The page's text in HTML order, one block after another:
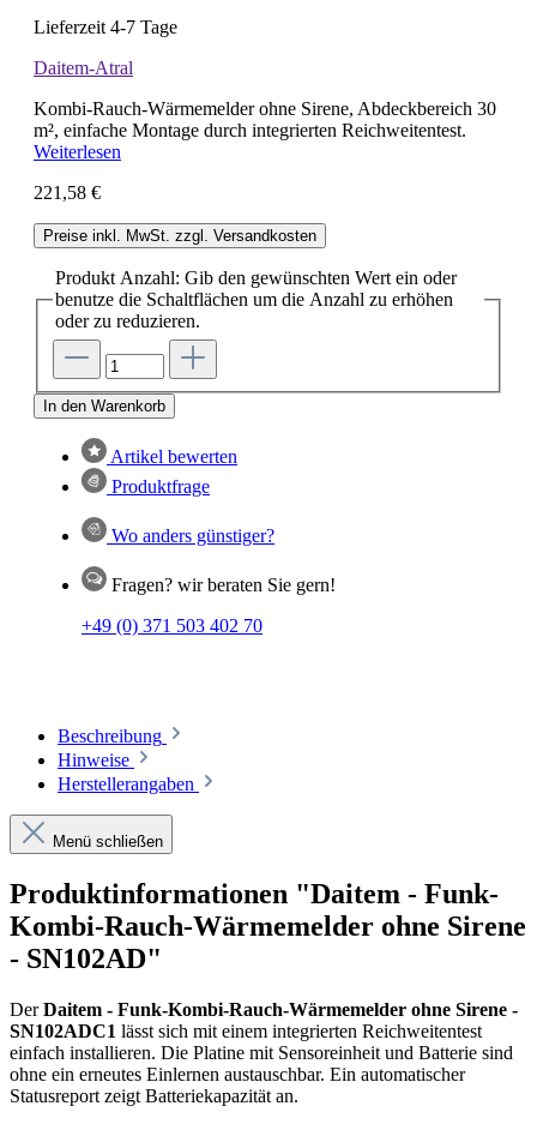
Lieferzeit 4-7 Tage
Daitem-Atral
Kombi-Rauch-Wärmemelder ohne Sirene, Abdeckbereich 30
m², einfache Montage durch integrierten Reichweitentest.
Weiterlesen
221,58 €
Preise inkl. MwSt. zzgl. Versandkosten
Produkt Anzahl: Gib den gewünschten Wert ein oder
benutze die Schaltflächen um die Anzahl zu erhöhen
oder zu reduzieren.
In den Warenkorb
Artikel bewerten
Produktfrage
Wo anders günstiger?
Fragen? wir beraten Sie gern!
+49 (0) 371 503 402 70
Beschreibung
Hinweise
Herstellerangaben
Menü schließen
Produktinformationen "Daitem - Funk-
Kombi-Rauch-Wärmemelder ohne Sirene
- SN102AD"
DerDaitem - Funk-Kombi-Rauch-Wärmemelder ohne Sirene -
SN102ADC1 lässt sich mit einem integrierten Reichweitentest
einfach installieren. Die Platine mit Sensoreinheit und Batterie sind
ohne ein erneutes Einlernen austauschbar. Ein automatischer
Statusreport zeigt Batteriekapazität an.